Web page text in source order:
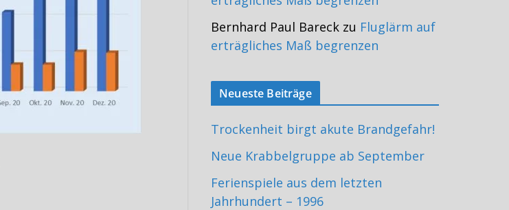
Bernhard Paul Bareck zu Fluglärm auf
erträgliches Maß begrenzen
Neueste Beiträge
Trockenheit birgt akute Brandgefahr!
Neue Krabbelgruppe ab September
Ferienspiele aus dem letzten
Jahrhundert – 1996